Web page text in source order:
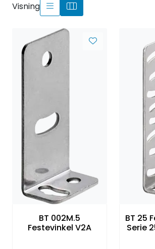
Visning
BT 002M.5
Festevinkel V2A
BT 25
Serie
Nytt og Nyttig
Bærekraft